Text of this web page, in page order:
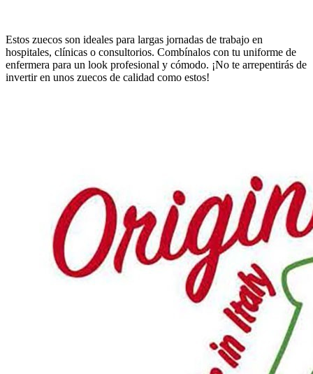
Estos zuecos son ideales para largas jornadas de trabajo en
hospitales, clínicas o consultorios. Combínalos con tu uniforme de
enfermera para un look profesional y cómodo. ¡No te arrepentirás de
invertir en unos zuecos de calidad como estos!